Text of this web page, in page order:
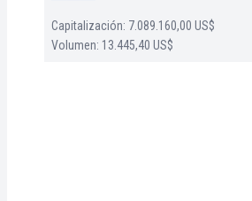
Capitalización: 7.089.160,00 US$
Volumen: 13.445,40 US$